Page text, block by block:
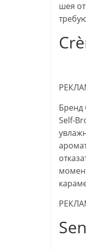
шея
Бренд
Self-